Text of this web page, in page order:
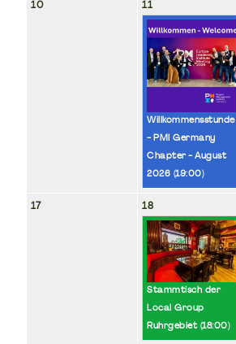
10 11
Willkommensstunde
- PMI Germany
Chapter - August
2026 (19:00)
17 18
Stammtisch der
Local Group
Ruhrgebiet (18:00)